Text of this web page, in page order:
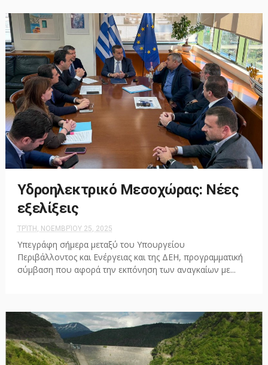
Υδροηλεκτρικό Μεσοχώρας: Νέες
εξελίξεις
ΤΡΊΤΗ, ΝΟΕΜΒΡΊΟΥ 25, 2025
Υπεγράφη σήμερα μεταξύ του Υπουργείου
Περιβάλλοντος και Ενέργειας και της ΔΕΗ, προγραμματική
σύμβαση που αφορά την εκπόνηση των αναγκαίων με...